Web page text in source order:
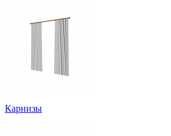
Карнизы